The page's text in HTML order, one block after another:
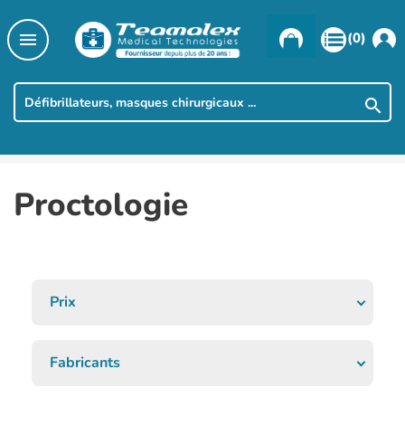
 (0)

Proctologie
Prix
Fabricants